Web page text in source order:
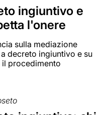
ingiuntivo e
l'onere
sulla mediazione
decreto ingiuntivo e su
procedimento